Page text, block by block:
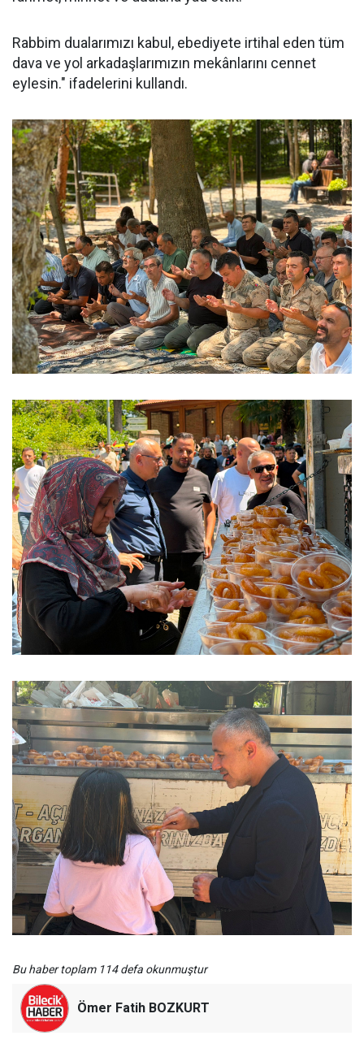
Rabbim dualarımızı kabul, ebediyete irtihal eden tüm
dava ve yol arkadaşlarımızın mekânlarını cennet
eylesin." ifadelerini kullandı.
Bu haber toplam 114 defa okunmuştur
Ömer Fatih BOZKURT